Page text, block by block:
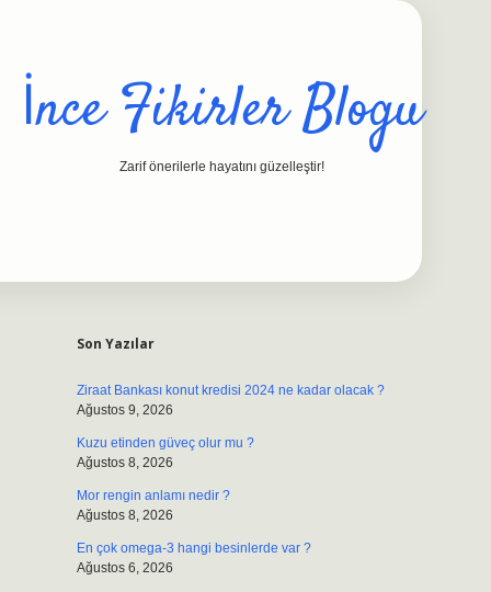
İnce Fikirler Blogu
Zarif önerilerle hayatını güzelleştir!
Son Yazılar
Ziraat Bankası konut kredisi 2024 ne kadar olacak ?
Ağustos 9, 2026
Kuzu etinden güveç olur mu ?
Ağustos 8, 2026
Mor rengin anlamı nedir ?
Ağustos 8, 2026
En çok omega-3 hangi besinlerde var ?
Ağustos 6, 2026